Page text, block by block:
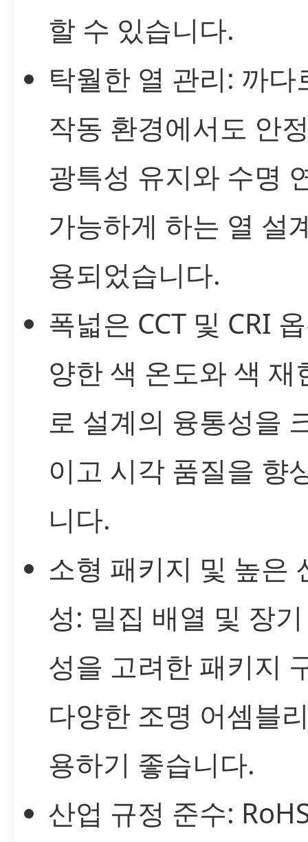
할 수 있습니다.
탁월한 열 관리: 까다
작동 환경에서도 안
광특성 유지와 수명
가능하게 하는 열 설
용되었습니다.
폭넓은 CCT 및 CRI
양한 색 온도와 색 재
로 설계의 융통성을
이고 시각 품질을 향
니다.
소형 패키지 및 높은
성: 밀집 배열 및 장
성을 고려한 패키지
다양한 조명 어셈블
용하기 좋습니다.
산업 규정 준수: